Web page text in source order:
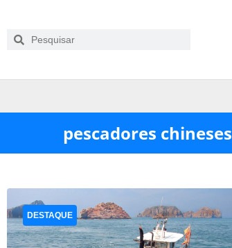
pescadores chineses
DESTAQUE